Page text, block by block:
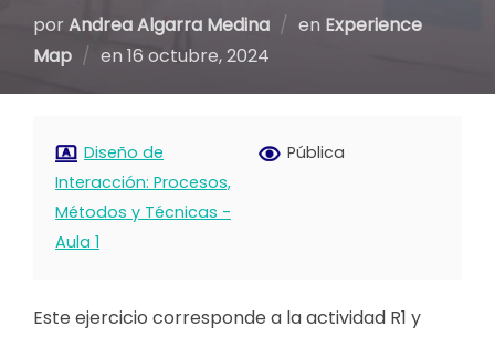
porAndrea Algarra Medina en Experience
Map
en Publicado
16 octubre, 2024
Diseño de
Interacción: Procesos,
Métodos y Técnicas -
Aula 1
Pública
Este ejercicio corresponde a la actividad R1 y